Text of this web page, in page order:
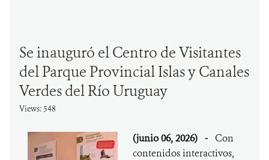
Se inauguró el Centro de Visitantes
del Parque Provincial Islas y Canales
Verdes del Río Uruguay
Views: 548
(junio 06, 2026) - Con
contenidos interactivos,